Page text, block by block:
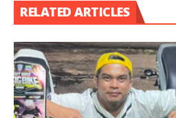
RELATED ARTICLES